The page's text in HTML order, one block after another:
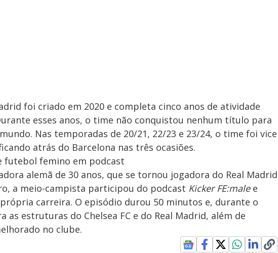
foi criado em 2020 e completa cinco anos de atividade
esses anos, o time não conquistou nenhum título para
Nas temporadas de 20/21, 22/23 e 23/24, o time foi vice
atrás do Barcelona nas três ocasiões.
futebol femino em podcast
alemã de 30 anos, que se tornou jogadora do Real Madrid
a meio-campista participou do podcast Kicker FE:malee
carreira. O episódio durou 50 minutos e, durante o
as estruturas do Chelsea FC e do Real Madrid, além de
no clube.